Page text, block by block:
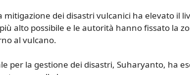
dei disastri vulcanici ha elevato il
alto possibile e le autorità hanno fissato la
al vulcano.
per la gestione dei disastri, Suharyanto, ha